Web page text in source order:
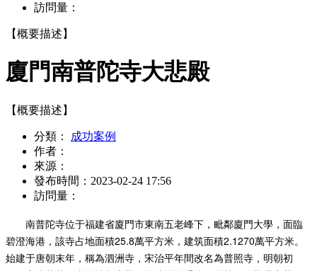
訪問量：
【概要描述】
廈門南普陀寺大悲殿
【概要描述】
分類：
成功案例
作者：
來源：
發布時間： 2023-02-24 17:56
訪問量：
南普陀寺位于福建省廈門市東南五老峰下，毗鄰廈門大學 ，面臨
碧澄海港，該寺占地面積25.8萬平方米，建筑面積2.1270萬平方米。
始建于唐朝末年，稱為泗洲寺，宋治平年間改名為普照寺，明朝初